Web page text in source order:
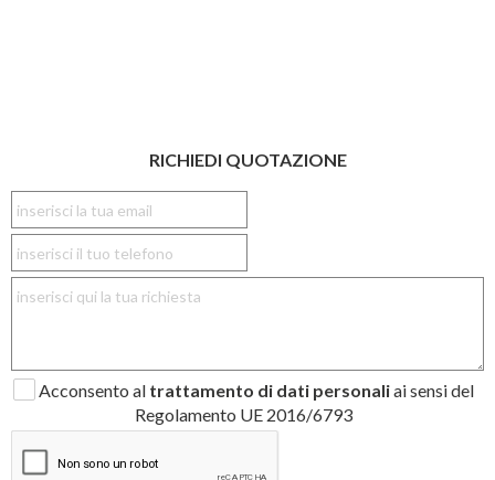
RICHIEDI QUOTAZIONE
Acconsento al trattamento di dati personaliai sensi del
Regolamento UE 2016/6793